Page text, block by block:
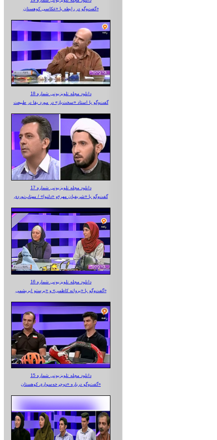
گفت‌وگو در رابطه با «عکاسی کوهستان»
دانلود مجله تلویزیونی شماره 18
گفت‌وگو با استاد «سخت‌باز» در مورد بقا در طبیعت
دانلود مجله تلویزیونی شماره 17
گفت‌وگو با «شریفیان مهر»‌و «دلنوا» / مهتاب‌نوردی
دانلود مجله تلویزیونی شماره 16
گفت‌وگو با «پروانه کاظمی» و «پرستو‌ ابریشمی»
دانلود مجله تلویزیونی شماره 15
گفت‌وگو درباره «دوچرخه‌سواری کوهستان»